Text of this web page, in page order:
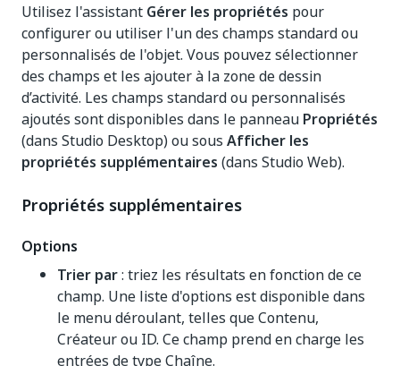
Utilisez l'assistant Gérer les propriétés pour
configurer ou utiliser l'un des champs standard ou
personnalisés de l'objet. Vous pouvez sélectionner
des champs et les ajouter à la zone de dessin
d’activité. Les champs standard ou personnalisés
ajoutés sont disponibles dans le panneau Propriétés
(dans Studio Desktop) ou sous Afficher les
propriétés supplémentaires (dans Studio Web).
Propriétés supplémentaires
Options
Trier par: triez les résultats en fonction de ce
champ. Une liste d'options est disponible dans
le menu déroulant, telles que Contenu,
Créateur ou ID. Ce champ prend en charge les
entrées de type Chaîne.